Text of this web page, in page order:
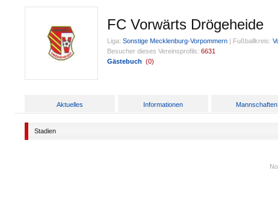
FC Vorwärts Drögeheide
Liga: Sonstige Mecklenburg-Vorpommern | Fußballkreis:
Besucher dieses Vereinsprofils: 6631
Gästebuch (0)
Aktuelles Informationen Mannschaften
Stadien